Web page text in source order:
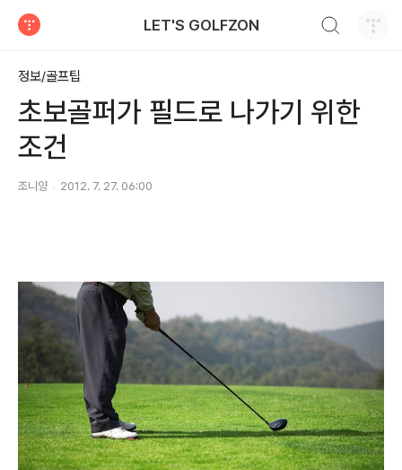
LET'S GOLFZON
정보/골프팁
초보골퍼가 필드로 나가기 위한
조건
조니양 2012. 7. 27. 06:00